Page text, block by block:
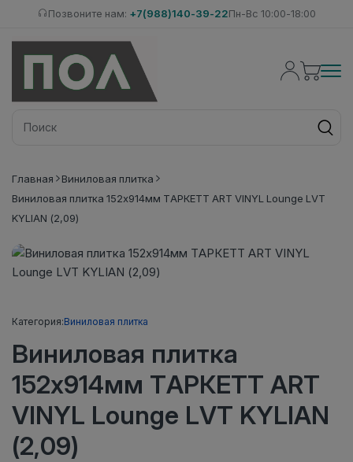
Позвоните нам: +7(988)140-39-22Пн-Вс 10:00-18:00
Главная
Виниловая плитка
Виниловая плитка 152x914мм ТАРКЕТТ ART VINYL Lounge LVT
KYLIAN (2,09)
Категория:Виниловая плитка
Виниловая плитка
152x914мм ТАРКЕТТ ART
VINYL Lounge LVT KYLIAN
(2,09)